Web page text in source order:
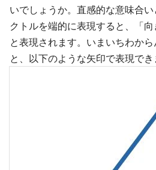
いでしょうか。直感的な意味合
クトルを端的に表現すると、「向
と表現されます。いまいちわか
と、以下のような矢印で表現でき